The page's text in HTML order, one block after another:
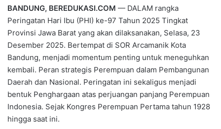
BANDUNG, BEREDUKASI.COM — DALAM rangka
Peringatan Hari Ibu (PHI) ke-97 Tahun 2025 Tingkat
Provinsi Jawa Barat yang akan dilaksanakan, Selasa, 23
Desember 2025. Bertempat di SOR Arcamanik Kota
Bandung, menjadi momentum penting untuk meneguhkan
kembali. Peran strategis Perempuan dalam Pembangunan
Daerah dan Nasional. Peringatan ini sekaligus menjadi
bentuk Penghargaan atas perjuangan panjang Perempuan
Indonesia. Sejak Kongres Perempuan Pertama tahun 1928
hingga saat ini.